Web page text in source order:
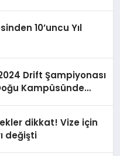
10’uncu Yıl
Drift Şampiyonası
Kampüsünde
dikkat! Vize için
değişti